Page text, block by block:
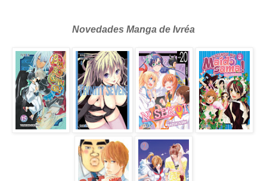
Novedades Manga de Ivréa